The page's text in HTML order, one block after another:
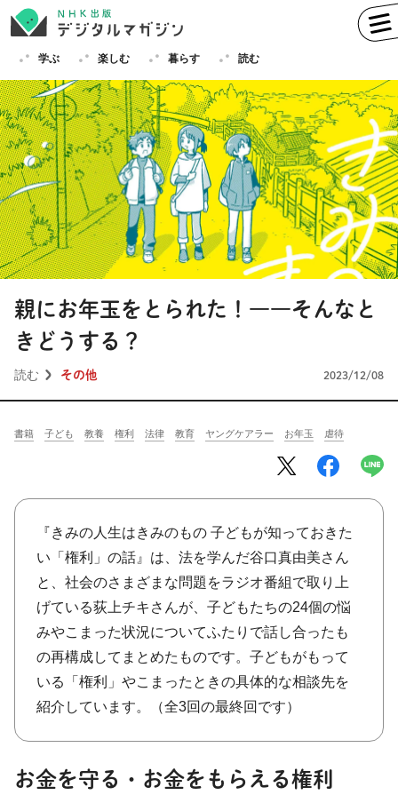
学ぶ 楽しむ 暮らす 読む
学ぶ 英語 フランス語
ドイツ語 イタリア語
スペイン語 ロシア語
その他
楽しむ
将棋 その他
暮らす 料理 園芸 ハンドメイド
読む NHK出版新書
NHKブックス 100分de名著
作品 その他
レシピ
レシピ その他
keyword
親にお年玉をとられた！――そんなと
きどうする？
読む その他 2023/12/08
書籍 子ども 教養 権利 法律 教育 ヤングケアラー お年玉 虐待
『きみの人生はきみのもの 子どもが知っておきた
い「権利」の話』は、法を学んだ谷口真由美さん
と、社会のさまざまな問題をラジオ番組で取り上
げている荻上チキさんが、子どもたちの24個の悩
みやこまった状況についてふたりで話し合ったも
の再構成してまとめたものです。子どもがもって
いる「権利」やこまったときの具体的な相談先を
紹介しています。（全3回の最終回です）
お金を守る・お金をもらえる権利